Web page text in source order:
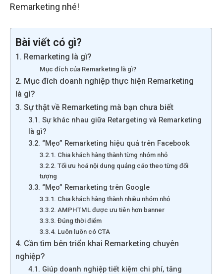
Remarketing nhé!
Bài viết có gì?
1. Remarketing là gì?
Mục đích của Remarketing là gì?
2. Mục đích doanh nghiệp thực hiện Remarketing
là gì?
3. Sự thật về Remarketing mà bạn chưa biết
3.1. Sự khác nhau giữa Retargeting và Remarketing
là gì?
3.2. “Mẹo” Remarketing hiệu quả trên Facebook
3.2.1. Chia khách hàng thành từng nhóm nhỏ
3.2.2. Tối ưu hoá nội dung quảng cáo theo từng đối
tượng
3.3. “Mẹo” Remarketing trên Google
3.3.1. Chia khách hàng thành nhiều nhóm nhỏ
3.3.2. AMPHTML được ưu tiên hơn banner
3.3.3. Đúng thời điểm
3.3.4. Luôn luôn có CTA
4. Cần tìm bên triển khai Remarketing chuyên
nghiệp?
4.1. Giúp doanh nghiệp tiết kiệm chi phí, tăng